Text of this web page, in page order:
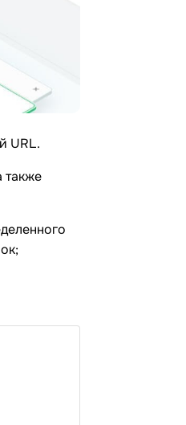
URL.
также